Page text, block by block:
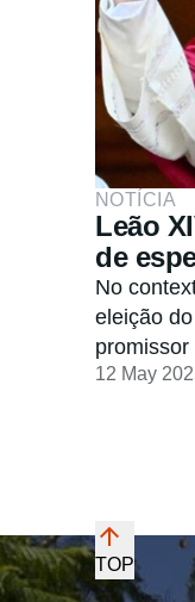
NOTÍCIA
Leão
de
No
eleição
mundo.
12 May
TOP